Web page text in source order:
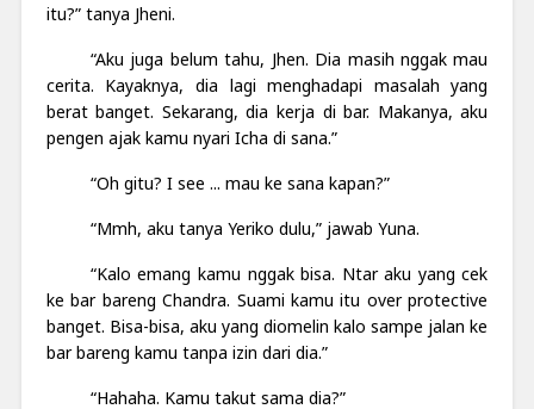
itu?” tanya Jheni.
“Aku juga belum tahu, Jhen. Dia masih nggak mau
cerita. Kayaknya, dia lagi menghadapi masalah yang
berat banget. Sekarang, dia kerja di bar. Makanya, aku
pengen ajak kamu nyari Icha di sana.”
“Oh gitu? I see ... mau ke sana kapan?”
“Mmh, aku tanya Yeriko dulu,” jawab Yuna.
“Kalo emang kamu nggak bisa. Ntar aku yang cek
ke bar bareng Chandra. Suami kamu itu over protective
banget. Bisa-bisa, aku yang diomelin kalo sampe jalan ke
bar bareng kamu tanpa izin dari dia.”
“Hahaha. Kamu takut sama dia?”